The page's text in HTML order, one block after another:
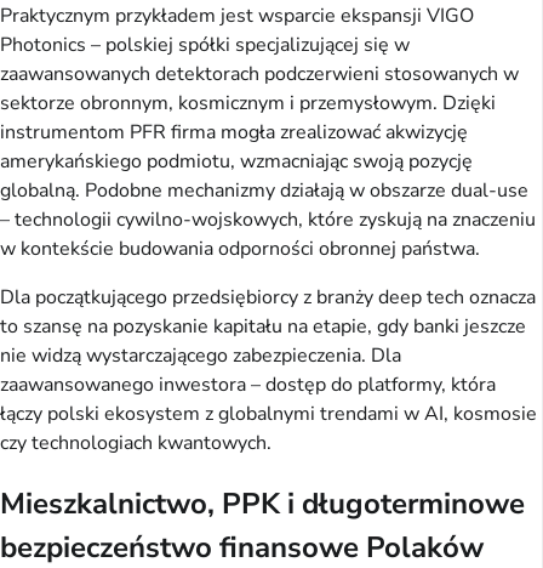
Praktycznym przykładem jest wsparcie ekspansji VIGO
Photonics – polskiej spółki specjalizującej się w
zaawansowanych detektorach podczerwieni stosowanych w
sektorze obronnym, kosmicznym i przemysłowym. Dzięki
instrumentom PFR firma mogła zrealizować akwizycję
amerykańskiego podmiotu, wzmacniając swoją pozycję
globalną. Podobne mechanizmy działają w obszarze dual-use
– technologii cywilno-wojskowych, które zyskują na znaczeniu
w kontekście budowania odporności obronnej państwa.
Dla początkującego przedsiębiorcy z branży deep tech oznacza
to szansę na pozyskanie kapitału na etapie, gdy banki jeszcze
nie widzą wystarczającego zabezpieczenia. Dla
zaawansowanego inwestora – dostęp do platformy, która
łączy polski ekosystem z globalnymi trendami w AI, kosmosie
czy technologiach kwantowych.
Mieszkalnictwo, PPK i długoterminowe
bezpieczeństwo finansowe Polaków